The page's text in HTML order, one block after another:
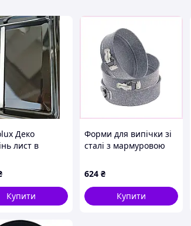
Деко
лист в
Купити
Форми для випічки зі
сталі з мармуровою
B583235CM6
624 ₴
Купити